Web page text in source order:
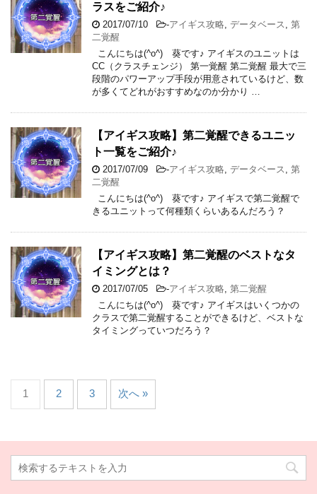
ラスをご紹介♪
2017/07/10 -アイギス攻略 データベース
第
二覚醒
こんにちは(^o^) 葵です♪ アイギスのユニットは
CC（クラスチェンジ） 第一覚醒 第二覚醒 最大で三
段階のパワーアップ手段が用意されているけど、数
が多くてどれがおすすめなのか分かり …
【アイギス攻略】第二覚醒できるユニッ
ト一覧をご紹介♪
2017/07/09 -アイギス攻略 データベース
第
二覚醒
こんにちは(^o^) 葵です♪ アイギスで第二覚醒で
きるユニットって何種類くらいあるんだろう？
【アイギス攻略】第二覚醒のベストなタ
イミングとは？
2017/07/05 -アイギス攻略 第二覚醒
こんにちは(^o^) 葵です♪ アイギスはいくつかの
クラスで第二覚醒することができるけど、ベストな
タイミングっていつだろう？
1 2 3 次へ »